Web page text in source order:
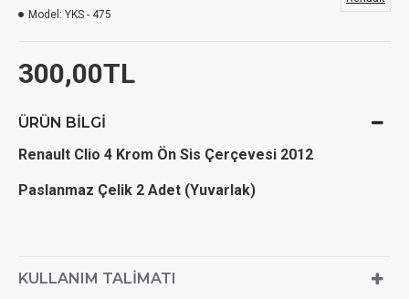
300,00TL
Model: YKS - 475
ÜRÜN BILGI
Renault Clio 4 Krom Ön Sis Çerçevesi 2012
Paslanmaz Çelik 2 Adet (Yuvarlak)
KULLANIM TALIMATI